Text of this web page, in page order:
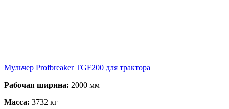
Мульчер Profbreaker TGF200 для трактора
Рабочая ширина: 2000 мм
Масса: 3732 кг